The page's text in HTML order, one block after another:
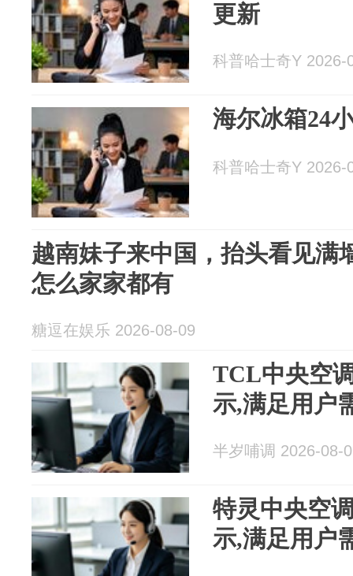
更新
科普哈士奇Y 2026-
海尔冰箱24
科普哈士奇Y 2026-
越南妹子来中国，抬头看见满
怎么家家都有
糖逗在娱乐 2026-08-09
TCL中央空
示,满足用户
半岁哺调 2026-08-
特灵中央空
示,满足用户